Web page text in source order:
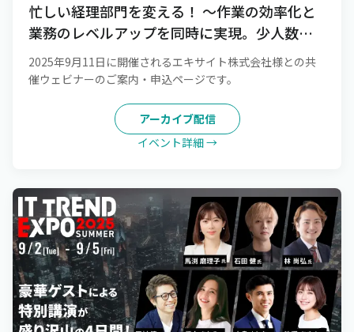
忙しい経理部門を変える！ 〜作業の効率化と
業務のレベルアップを同時に実現。少人数で
もできる事例紹介〜
2025年9月11日に開催されるエキサイト株式会社様との共
催ウェビナーのご案内・申込ページです。
アーカイブ配信
イベント詳細 →